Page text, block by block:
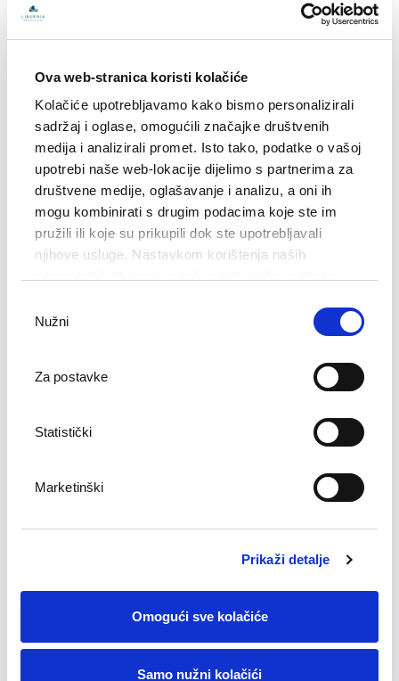
Ova web-stranica koristi kolačiće
Kolačiće upotrebljavamo kako bismo personalizirali
sadržaj i oglase, omogućili značajke društvenih
medija i analizirali promet. Isto tako, podatke o vašoj
upotrebi naše web-lokacije dijelimo s partnerima za
društvene medije, oglašavanje i analizu, a oni ih
mogu kombinirati s drugim podacima koje ste im
pružili ili koje su prikupili dok ste upotrebljavali
njihove usluge. Nastavkom korištenja naših
pristanka
Nužni
Za postavke
Statistički
Marketinški
Prikaži detalje
Omogući sve kolačiće
Samo nužni kolačići
Hotel Kvarner je najstariji hotel u Opatiji i na istočnoj obali
Jadrana. Jedna je od najpoznatijih opatijskih znamenitosti i
ističe se prepoznatljivim neoklasicističkim stilom.
Godina 2019. označava početak restauratorskih aktivnosti
radi obnove Hotela Kvarner nakon koje će ovaj povijesni
hotel ponovno zasjati u punom sjaju.
Na pročelju hotela te u Kristalnoj dvorani, foajeu i bočnim
krilima izvedeno je ukupno 290 sondi. Tijekom radova
metalni i ukrasni elementi. Istražni radovi rezultirali su
grafičkom rekonstrukcijom povijesnih slojeva i ton kartama
istražite prošlost prvog hrvatskog hotela!
u prezentaciji: